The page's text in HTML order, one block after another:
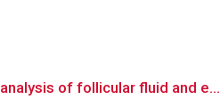
of follicular fluid and e...